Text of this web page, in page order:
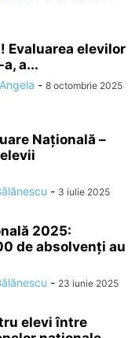
Evaluarea elevilor
a...
- 8 octombrie 2025
Națională –
- 3 iulie 2025
2025:
de absolvenți au
- 23 iunie 2025
elevi între